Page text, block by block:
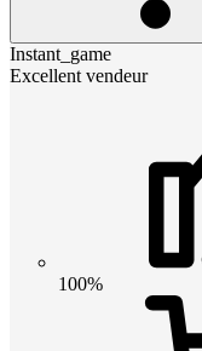
Instant_game
Excellent vendeur
100%